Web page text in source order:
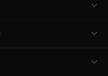
expand_more
expand_more
expand_more